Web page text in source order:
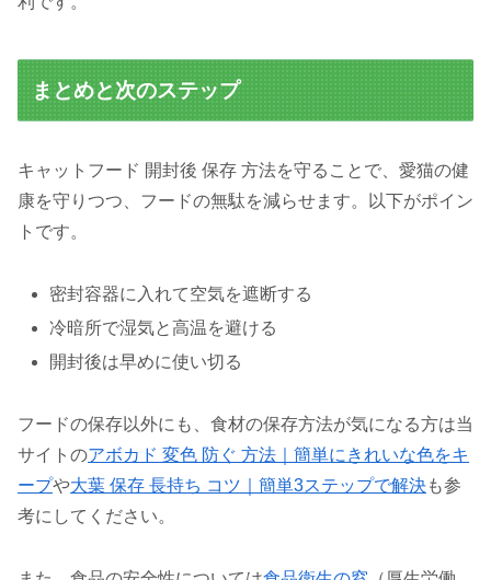
まとめと次のステップ
キャットフード 開封後 保存 方法を守ることで、愛猫の健
康を守りつつ、フードの無駄を減らせます。以下がポイン
トです。
密封容器に入れて空気を遮断する
冷暗所で湿気と高温を避ける
開封後は早めに使い切る
フードの保存以外にも、食材の保存方法が気になる方は当
サイトのアボカド 変色 防ぐ 方法｜簡単にきれいな色をキ
ープや大葉 保存 長持ち コツ｜簡単3ステップで解決も参
考にしてください。